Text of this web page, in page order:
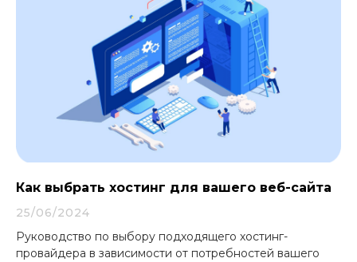
Как выбрать хостинг для вашего веб-сайта
25/06/2024
Руководство по выбору подходящего хостинг-
провайдера в зависимости от потребностей вашего